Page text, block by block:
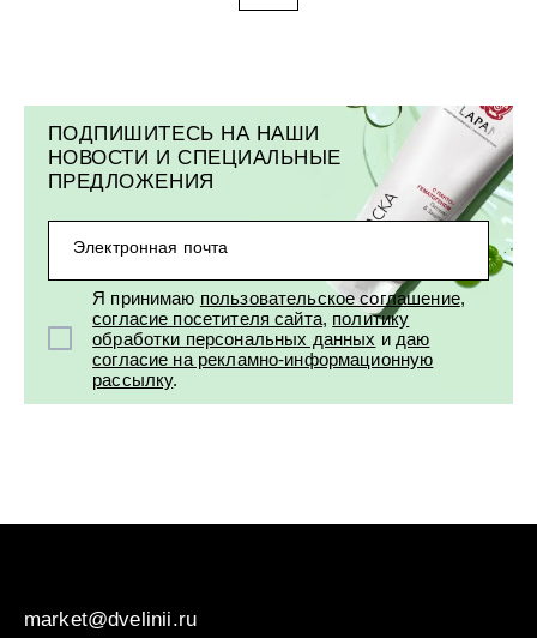
ПОДПИШИТЕСЬ НА НАШИ
НОВОСТИ И СПЕЦИАЛЬНЫЕ
ПРЕДЛОЖЕНИЯ
Электронная почта
Я принимаю пользовательское соглашение,
согласие посетителя сайта, политику
обработки персональных данных и даю
согласие на рекламно-информационную
рассылку.
market@dvelinii.ru